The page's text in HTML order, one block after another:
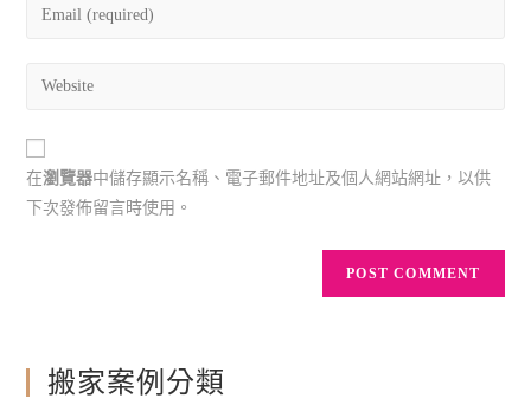
在瀏覽器中儲存顯示名稱、電子郵件地址及個人網站網址，以供
下次發佈留言時使用。
搬家案例分類